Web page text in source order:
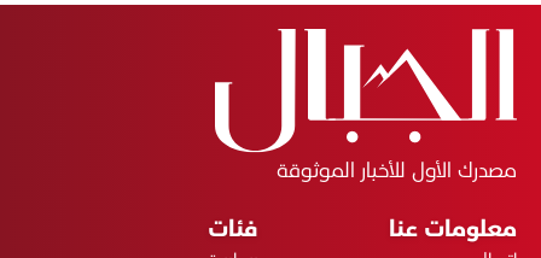
مصدرك الأول للأخبار الموثوقة
معلومات عنا فئات